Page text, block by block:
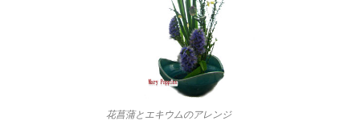
花菖蒲とエキウムのアレンジ